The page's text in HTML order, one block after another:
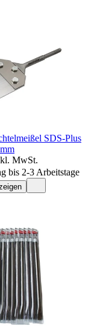
SDS-Plus
MwSt.
bis 2-3 Arbeitstage